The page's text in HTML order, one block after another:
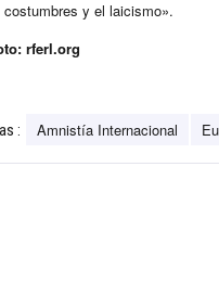
costumbres y el laicismo».
rferl.org
: Amnistía Internacional